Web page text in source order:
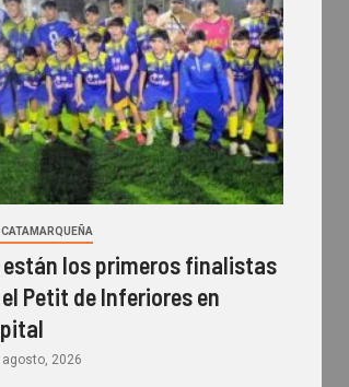
CATAMARQUEÑA
están los primeros finalistas
Petit de Inferiores en
agosto, 2026